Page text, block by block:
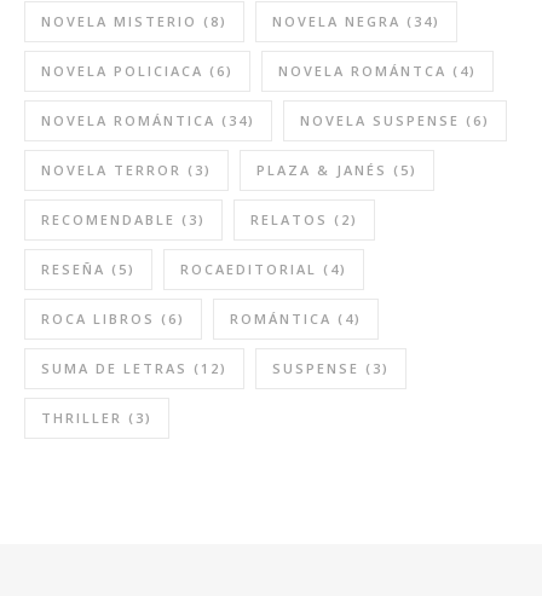
NOVELA MISTERIO (8) NOVELA NEGRA (34)
NOVELA POLICIACA (6) NOVELA ROMÁNTCA (4)
NOVELA ROMÁNTICA (34) NOVELA SUSPENSE (6)
NOVELA TERROR (3) PLAZA & JANÉS (5)
RECOMENDABLE (3) RELATOS (2)
RESEÑA (5) ROCAEDITORIAL (4)
ROCA LIBROS (6) ROMÁNTICA (4)
SUMA DE LETRAS (12) SUSPENSE (3)
THRILLER (3)